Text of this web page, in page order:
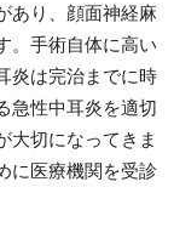
あり、顔面神経麻
。手術自体に高い
炎は完治までに時
急性中耳炎を適切
大切になってきま
に医療機関を受診